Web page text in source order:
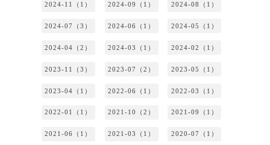
2024-11（1） 2024-09（1） 2024-08（1）
2024-07（3） 2024-06（1） 2024-05（1）
2024-04（2） 2024-03（1） 2024-02（1）
2023-11（3） 2023-07（2） 2023-05（1）
2023-04（1） 2022-06（1） 2022-03（1）
2022-01（1） 2021-10（2） 2021-09（1）
2021-06（1） 2021-03（1） 2020-07（1）